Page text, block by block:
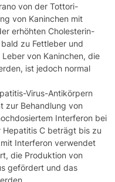
von der Tottori-
von Kaninchen mit
erhöhten Cholesterin-
zu Fettleber und
von Kaninchen, die
ist jedoch normal
Virus-Antikörpern
zur Behandlung von
Interferon bei
C beträgt bis zu
Interferon verwendet
die Produktion von
gefördert und das